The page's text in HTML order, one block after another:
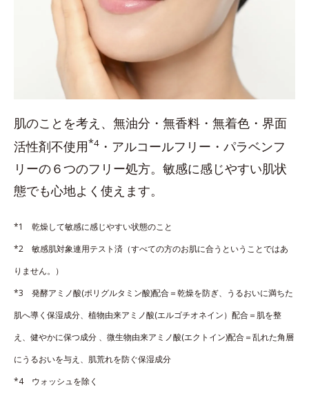
肌のことを考え、無油分・無香料・無着色・界面
活性剤不使用*4 ・アルコールフリー・パラベンフ
リーの６つのフリー処方。敏感に感じやすい肌状
態でも心地よく使えます。
*1 乾燥して敏感に感じやすい状態のこと
*2 敏感肌対象連用テスト済（すべての方のお肌に合うということではあ
りません。）
*3 発酵アミノ酸(ポリグルタミン酸)配合＝乾燥を防ぎ、うるおいに満ちた
肌へ導く保湿成分、植物由来アミノ酸(エルゴチオネイン）配合＝肌を整
え、健やかに保つ成分 、微生物由来アミノ酸(エクトイン)配合＝乱れた角層
にうるおいを与え、肌荒れを防ぐ保湿成分
*4 ウォッシュを除く